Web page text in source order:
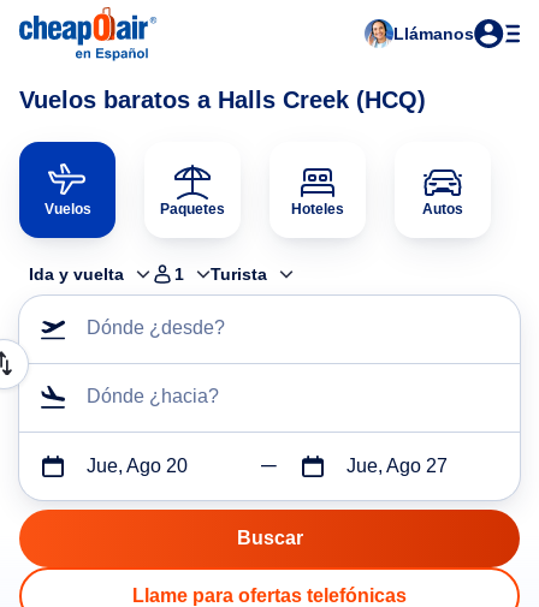
Llámanos
Vuelos baratos a Halls Creek (HCQ)
Vuelos Paquetes Hoteles Autos
Ida y vuelta 1 Turista
Dónde ¿desde?
Dónde ¿hacia?
Jue, Ago 20 Jue, Ago 27
Llame para ofertas telefónicas